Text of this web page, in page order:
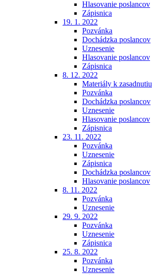
Hlasovanie poslancov
Zápisnica
19. 1. 2022
Pozvánka
Dochádzka poslancov
Uznesenie
Hlasovanie poslancov
Zápisnica
8. 12. 2022
Materiály k zasadnutiu
Pozvánka
Dochádzka poslancov
Uznesenie
Hlasovanie poslancov
Zápisnica
23. 11. 2022
Pozvánka
Uznesenie
Zápisnica
Dochádzka poslancov
Hlasovanie poslancov
8. 11. 2022
Pozvánka
Uznesenie
29. 9. 2022
Pozvánka
Uznesenie
Zápisnica
25. 8. 2022
Pozvánka
Uznesenie